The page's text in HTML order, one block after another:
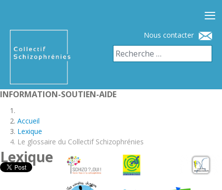
Nous contacter
INFORMATION-SOUTIEN-AIDE
Accueil
Lexique
Le glossaire du Collectif Schizophrénies
Lexique
≡